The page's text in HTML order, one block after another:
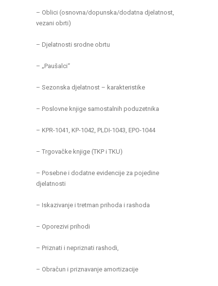
– Oblici (osnovna/dopunska/dodatna djelatnost,
vezani obrti)
– Djelatnosti srodne obrtu
– „Paušalci“
– Sezonska djelatnost – karakteristike
– Poslovne knjige samostalnih poduzetnika
– KPR-1041, KP-1042, PLDI-1043, EPO-1044
– Trgovačke knjige (TKP i TKU)
– Posebne i dodatne evidencije za pojedine
djelatnosti
– Iskazivanje i tretman prihoda i rashoda
– Oporezivi prihodi
– Priznati i nepriznati rashodi,
– Obračun i priznavanje amortizacije